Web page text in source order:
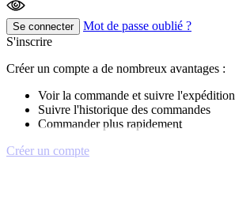
Se connecter
Mot de passe oublié ?
S'inscrire
Créer un compte a de nombreux avantages :
Voir la commande et suivre l'expédition
Suivre l'historique des commandes
Commander plus rapidement
Créer un compte